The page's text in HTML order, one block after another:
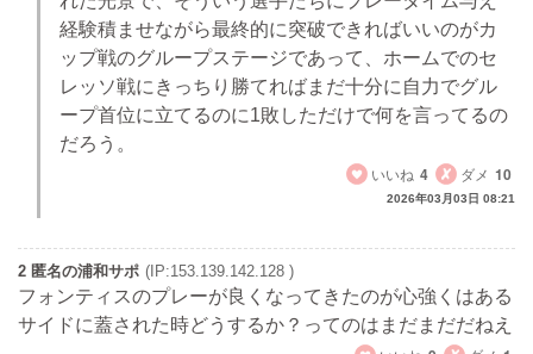
経験積ませながら最終的に突破できればいいのがカ
ップ戦のグループステージであって、ホームでのセ
レッソ戦にきっちり勝てればまだ十分に自力でグル
ープ首位に立てるのに1敗しただけで何を言ってるの
だろう。
いいね 4 ダメ 10
2026年03月03日 08:21
2 匿名の浦和サポ (IP:153.139.142.128 )
フォンティスのプレーが良くなってきたのが心強くはある
サイドに蓋された時どうするか？ってのはまだまだだねえ